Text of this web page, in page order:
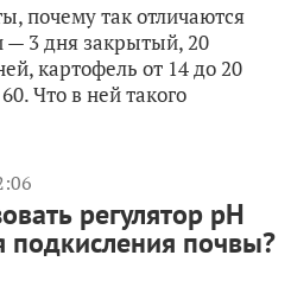
почему так отличаются
3 дня закрытый, 20
картофель от 14 до 20
Что в ней такого
регулятор рН
подкисления почвы?